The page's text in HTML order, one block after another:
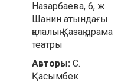
Назарбаева, 6, ж.
Шанин атындағы
қалалық Қазақ драма
театры
Авторы: С.
Қасымбек